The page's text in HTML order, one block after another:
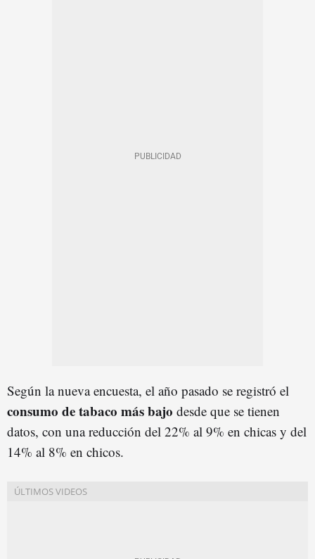
Según la nueva encuesta, el año pasado se registró el
consumo de tabaco más bajo desde que se tienen
datos, con una reducción del 22% al 9% en chicas y del
14% al 8% en chicos.